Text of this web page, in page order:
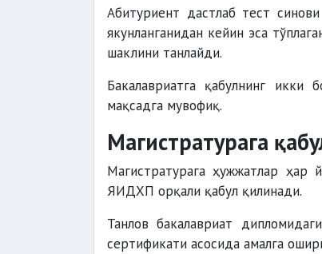
Абитуриент дастлаб тест
якунланганидан кейин эса
шаклини танлайди.
Бакалавриатга қабулнинг икки
мақсадга мувофиқ.
Магистратурага
Магистратурага ҳужжатлар ҳар
ЯИДХП орқали қабул қилинади.
Танлов бакалавриат
сертификати асосида амалга